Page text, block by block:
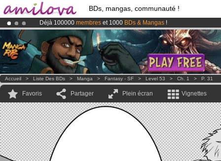
BDs, mangas, communauté !
Déjà 100000 membres et 1000 BDs & Mangas !
LeKickstarter Amilova est désormais lancé!.
Abonnement premium: à partir de
3.95 eurospar mois !Clique ici
Accueil > Liste Des BDs > Manga > Fantasy - SF > Level 53 > Ch. 1 > P. 31
Favoris Partager Plein écran Vignettes